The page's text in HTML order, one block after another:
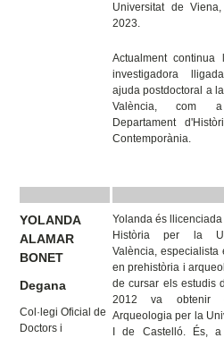
Universitat de
2023.
Actualment continua
investigadora
ajuda postdoctoral a
València, com
Departament
Contemporània.
YOLANDA
ALAMAR
BONET
Degana
Col·legi Oficial de
Doctors i
Yolanda és
Història per la
València, especialista
en prehistòria i
de cursar els estudis
2012 va obtenir
Arqueologia per la
I de Castelló. És,